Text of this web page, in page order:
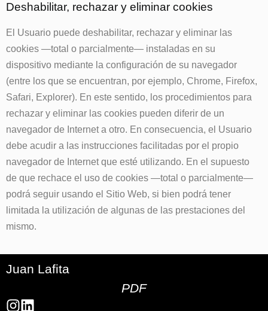
Deshabilitar, rechazar y eliminar cookies
El Usuario puede deshabilitar, rechazar y eliminar las
cookies —total o parcialmente— instaladas en su
dispositivo mediante la configuración de su navegador
(entre los que se encuentran, por ejemplo, Chrome, Firefox,
Safari, Explorer). En este sentido, los procedimientos para
rechazar y eliminar las cookies pueden diferir de un
navegador de Internet a otro. En consecuencia, el Usuario
debe acudir a las instrucciones facilitadas por el propio
navegador de Internet que esté utilizando. En el supuesto
de que rechace el uso de cookies —total o parcialmente—
podrá seguir usando el Sitio Web, si bien podrá tener
limitada la utilización de algunas de las prestaciones del
mismo.
Juan Lafita
PDF